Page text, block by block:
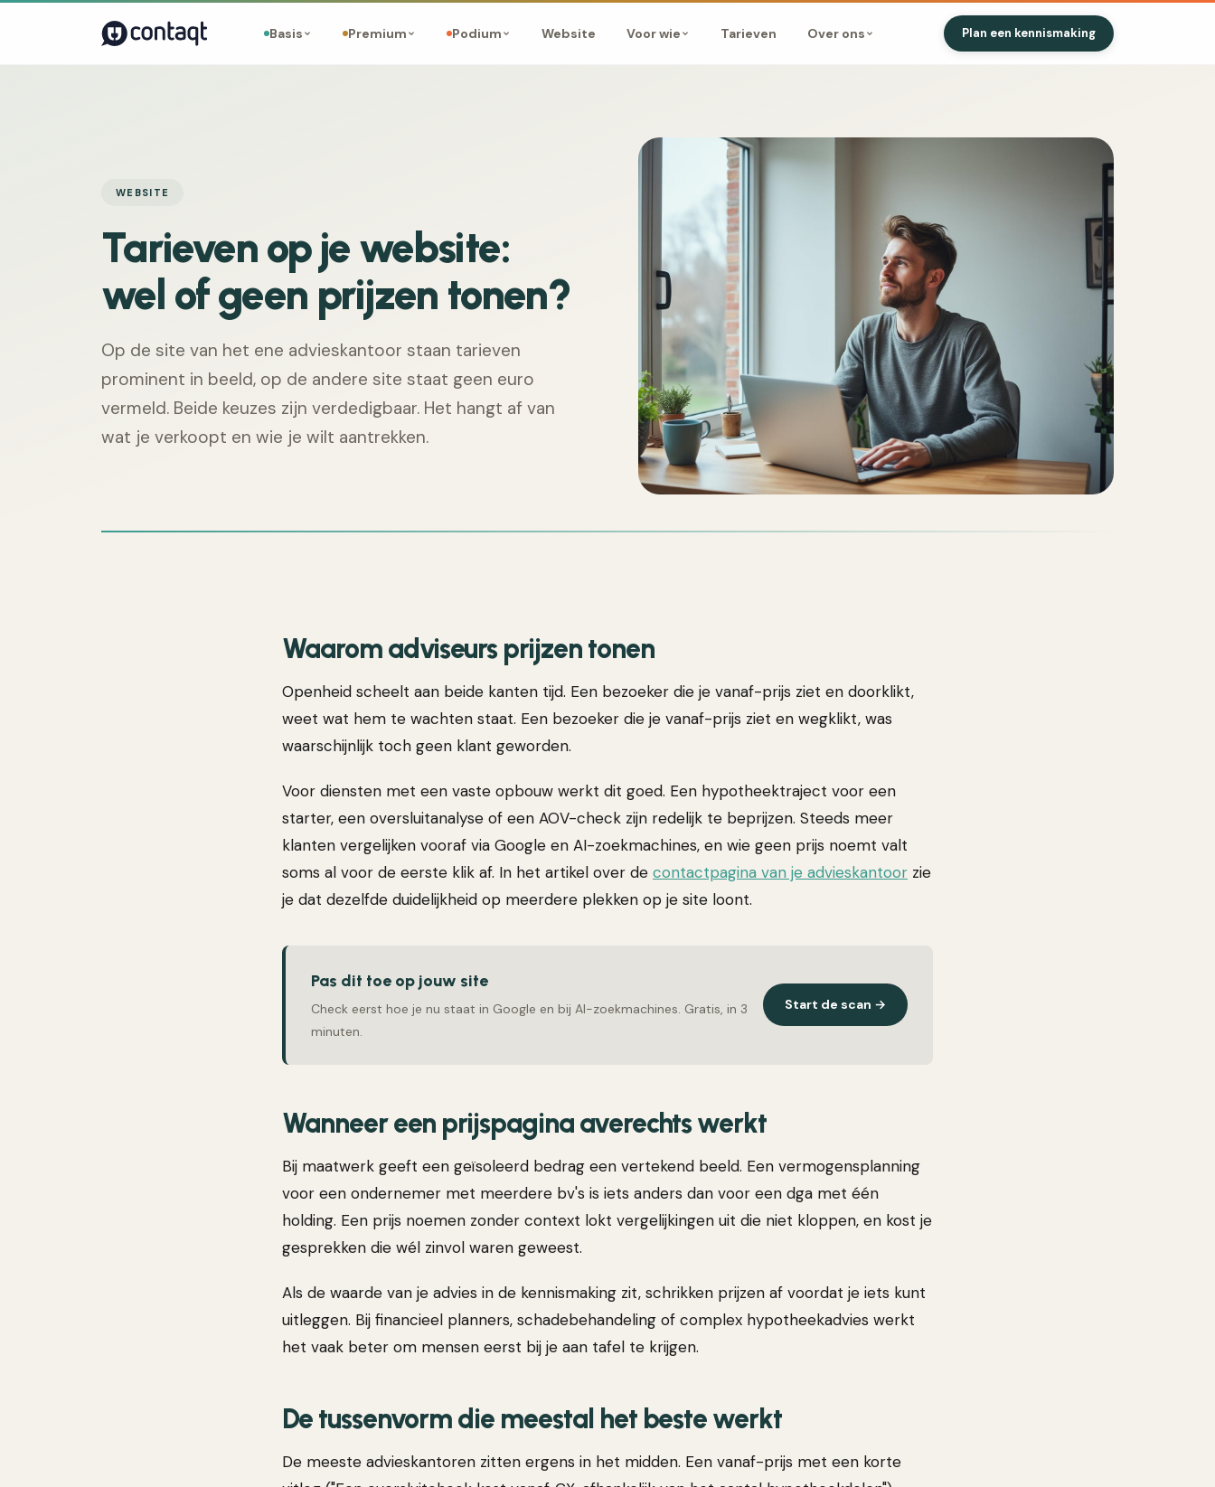
Basis Premium Podium Website Voor wie Tarieven Over ons Plan een kennismaking
WEBSITE
Tarieven op je website:
wel of geen prijzen tonen?
Op de site van het ene advieskantoor staan tarieven
prominent in beeld, op de andere site staat geen euro
vermeld. Beide keuzes zijn verdedigbaar. Het hangt af van
wat je verkoopt en wie je wilt aantrekken.
Waarom adviseurs prijzen tonen
Openheid scheelt aan beide kanten tijd. Een bezoeker die je vanaf-prijs ziet en doorklikt,
weet wat hem te wachten staat. Een bezoeker die je vanaf-prijs ziet en wegklikt, was
waarschijnlijk toch geen klant geworden.
Voor diensten met een vaste opbouw werkt dit goed. Een hypotheektraject voor een
starter, een oversluitanalyse of een AOV-check zijn redelijk te beprijzen. Steeds meer
klanten vergelijken vooraf via Google en AI-zoekmachines, en wie geen prijs noemt valt
soms al voor de eerste klik af. In het artikel over de contactpagina van je advieskantoor zie
je dat dezelfde duidelijkheid op meerdere plekken op je site loont.
Pas dit toe op jouw site
Check eerst hoe je nu staat in Google en bij AI-zoekmachines. Gratis, in 3
minuten.
Start de scan →
Wanneer een prijspagina averechts werkt
Bij maatwerk geeft een geïsoleerd bedrag een vertekend beeld. Een vermogensplanning
voor een ondernemer met meerdere bv's is iets anders dan voor een dga met één
holding. Een prijs noemen zonder context lokt vergelijkingen uit die niet kloppen, en kost je
gesprekken die wél zinvol waren geweest.
Als de waarde van je advies in de kennismaking zit, schrikken prijzen af voordat je iets kunt
uitleggen. Bij financieel planners, schadebehandeling of complex hypotheekadvies werkt
het vaak beter om mensen eerst bij je aan tafel te krijgen.
De tussenvorm die meestal het beste werkt
De meeste advieskantoren zitten ergens in het midden. Een vanaf-prijs met een korte